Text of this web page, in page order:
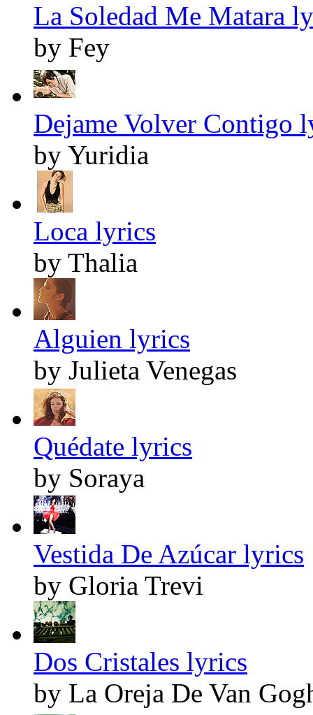
La Soledad Me Matara
by Fey
Dejame Volver Contigo
by Yuridia
Loca lyrics
by Thalia
Alguien lyrics
by Julieta Venegas
Quédate lyrics
by Soraya
Vestida De Azúcar lyrics
by Gloria Trevi
Dos Cristales lyrics
by La Oreja De Van